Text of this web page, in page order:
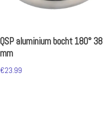
QSP aluminium bocht 180° 38
mm
€23.99